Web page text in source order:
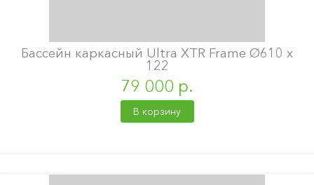
Бассейн каркасный Ultra XTR Frame Ø610 х
122
79 000 р.
В корзину